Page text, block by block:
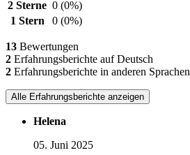
2 Sterne 0 (0%)
1 Stern
0 (0%)
13 Bewertungen
2 Erfahrungsberichte auf Deutsch
2 Erfahrungsberichte in anderen Sprachen
Alle Erfahrungsberichte anzeigen
Helena
05. Juni 2025